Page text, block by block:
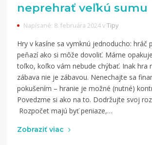
neprehrať veľkú sumu
Napísané: 8. februára 2024 vTipy
Hry v kasíne sa vymknú jednoducho: hráč
peňazí ako si môže dovoliť. Márne
toľko, koľko vám nebude chýbať. Inak hra
zábava nie je zábavou. Nenechajte sa
pokušením – hranie je možné (nutné)
Povedzme si ako na to. Dodržujte svoj
Rozpočet majú byť peniaze,…
Zobraziť viac